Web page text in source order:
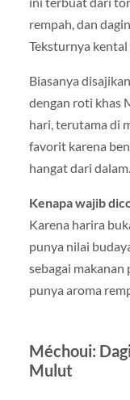
rempah, dan
Teksturnya
Biasanya
dengan roti khas
hari, terutama di
favorit karena
hangat dari dalam.
Kenapa wajib
Karena harira
punya nilai
sebagai makanan
punya aroma
Méchoui:
Mulut